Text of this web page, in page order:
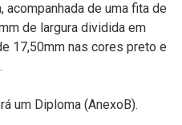
acompanhada de uma fita de
de largura dividida em
17,50mm nas cores preto e
um Diploma (AnexoB).